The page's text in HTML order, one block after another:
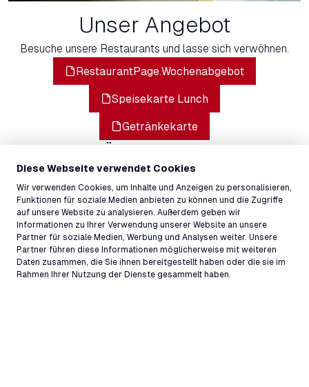
Diese Webseite verwendet Cookies
Wir verwenden Cookies, um Inhalte und Anzeigen zu personalisieren,
Funktionen für soziale Medien anbieten zu können und die Zugriffe
auf unsere Website zu analysieren. Außerdem geben wir
Informationen zu Ihrer Verwendung unserer Website an unsere
Partner für soziale Medien, Werbung und Analysen weiter. Unsere
Partner führen diese Informationen möglicherweise mit weiteren
Daten zusammen, die Sie ihnen bereitgestellt haben oder die sie im
Rahmen Ihrer Nutzung der Dienste gesammelt haben.
Unser Angebot
Besuche unsere Restaurants und lasse sich verwöhnen.
RestaurantPage.Wochenabgebot
Speisekarte Lunch
Getränkekarte
Öffnungszeiten
Geschlossen
Montag 08:30 - 17:00
Dienstag 08:30 - 17:00
Mittwoch
Donnerstag 08:30 - 17:00
Freitag 08:30 - 17:00
Samstag